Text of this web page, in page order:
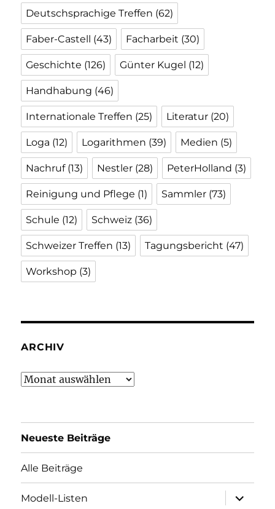
Deutschsprachige Treffen (62)
Faber-Castell (43) Facharbeit (30)
Geschichte (126) Günter Kugel (12)
Handhabung (46)
Internationale Treffen (25) Literatur (20)
Loga (12) Logarithmen (39) Medien (5)
Nachruf(13) Nestler (28) PeterHolland (3)
Reinigung und Pflege (1) Sammler (73)
Schule (12) Schweiz (36)
Schweizer Treffen (13) Tagungsbericht (47)
Workshop (3)
ARCHIV
Archiv
Neueste Beiträge
Alle Beiträge
Modell-Listen
öffnen